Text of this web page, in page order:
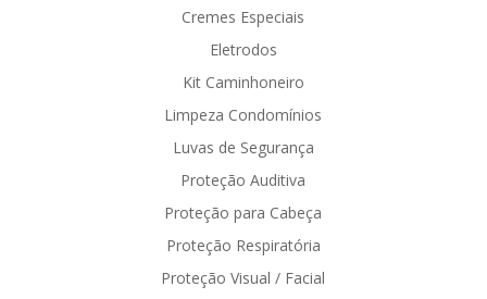
Cremes Especiais
Eletrodos
Kit Caminhoneiro
Limpeza Condomínios
Luvas de Segurança
Proteção Auditiva
Proteção para Cabeça
Proteção Respiratória
Proteção Visual / Facial